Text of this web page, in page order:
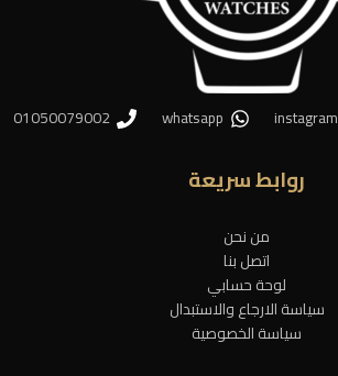
instagram
whatsapp
01050079002
روابط سريعة
من نحن
اتصل بنا
لوحة حسابي
سياسة الارجاع والاستبدال
سياسة الخصوصية